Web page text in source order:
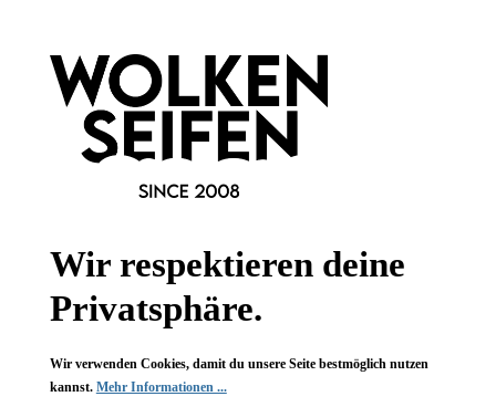
Informationen
Gesetzliche Informationen
Wissenswertes
FAQ
Wir respektieren deine
Privatsphäre.
Wir verwenden Cookies, damit du unsere Seite bestmöglich nutzen
kannst. Mehr Informationen ...